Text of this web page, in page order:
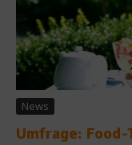
News
Umfrage: